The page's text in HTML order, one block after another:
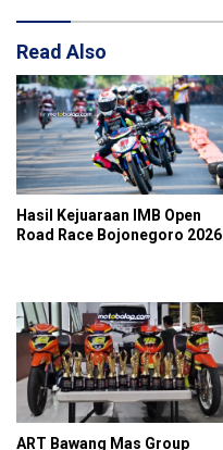
Read Also
Hasil Kejuaraan IMB Open
Road Race Bojonegoro 2026
ART Bawang Mas Group